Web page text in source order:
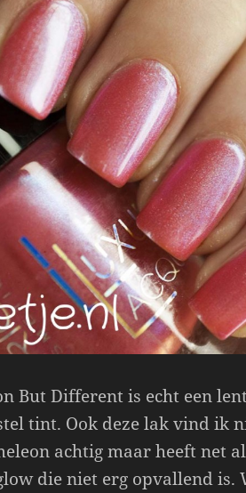
But Different is echt een
tint. Ook deze lak vind ik
achtig maar heeft net
die niet erg opvallend is.